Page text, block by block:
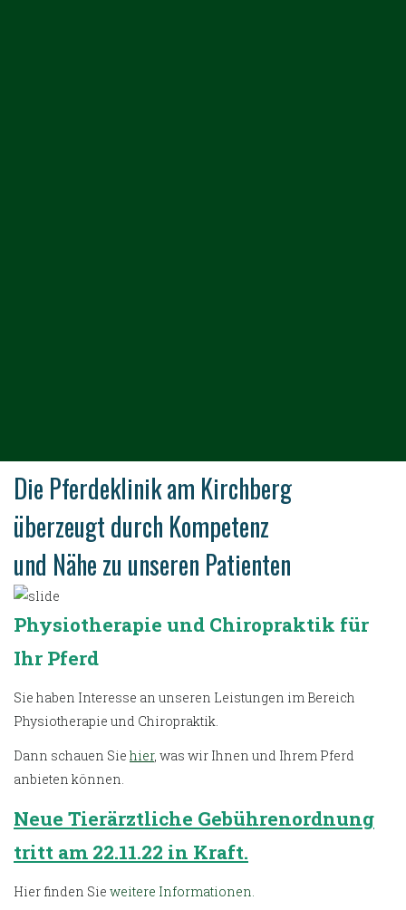
Die Pferdeklinik am Kirchberg
überzeugt durch Kompetenz
und Nähe zu unseren Patienten
Physiotherapie und Chiropraktik für
Ihr Pferd
Sie haben Interesse an unseren Leistungen im Bereich
Physiotherapie und Chiropraktik.
Dann schauen Sie hier, was wir Ihnen und Ihrem Pferd
anbieten können.
Neue Tierärztliche Gebührenordnung
tritt am 22.11.22 in Kraft.
Hier finden Sie weitere Informationen.